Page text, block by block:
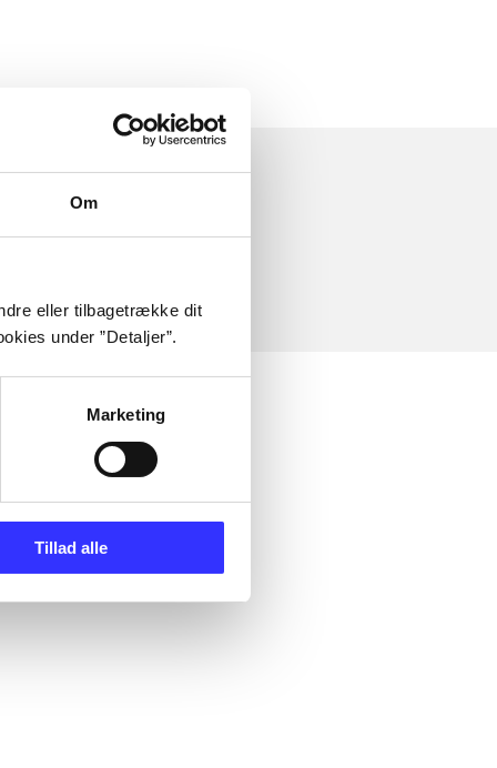
Om
eller tilbagetrække dit
under ”Detaljer”.
Marketing
Tillad alle